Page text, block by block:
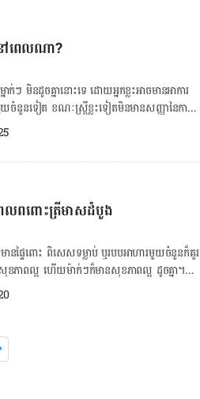
អាស្រ័យ​ទៅ​លើ​ពូជ​សាសន៍ និង​ហ្សែន​របស់​ឪពុក​
នាថ្ងៃសម្រាលកូន នៅ
date] –
សេស​ចំពោះ​ស្ត្រី​ពពោះ។ ម្យ៉ាង​វិញ​ទៀត គភ៌​ត្រូវ​ការ​
– កាល់ស្យូម៖ ទឹក​ដោះ​គោ​ផ្ដល់​កាល់ស្យូម​គ្រប់​គ្រាន់​
ម សម្រាប់​ជួយ​ដល់​ការ​អភិវឌ្ឍ​ឆ្អឹង សាច់ដុំ បេះ​ដូង
ោគ ការពារ​ទាំង​ម៉ាក់ […]
ៅពេលណា?
មិន​ដូច​គ្នា​នោះ​ទេ ដោយ​អ្នក​ខ្លះ​អាច​មាន​អាការ
នួន​ទៀត ខណៈ​ស្រ្តី​ខ្លះ​ទៀត​មិន​មាន​សញ្ញា​នៃ​ការ​
អ្វី​ខាង​ក្រោម​នេះ ជាពេល​វេលា​នៃ​​សញ្ញា ​មាន​
ចាប់​ផ្ដើម​មាន​ផ្ទៃពោះ។​ រោគ​សញ្ញា ទាំង​នេះ​
ាល់​ឃើញ​មាន​ធ្លាក់​ឈាម​តិចៗ​ផង​ដែរ​ តែ​នឹង​អាច​
ជាំង​ស្បូន​របស់​ស៊ុត​នេះ ទំនងជា​កើត​មាន​ចន្លោះ​ពី​
ៗ​​ខ្លះ​អាច​ច្រឡំ​សញ្ញា​ទាំង​នេះ ថា​ជា​សញ្ញា​មុន​
ម្លាំង។ ការ​អស់​កម្លាំង​នេះ អាច​កើត​មាន​ឡើង​
ៈ​នេះ ច្រើន​បាត់​ទៅវិញ​នៅ​ត្រីមាស​ទី​ពីរ​ និង​អាច​
េលពពោះត្រីមាសដំបូង
ាន​ផ្ទៃពោះ ពិសេស​ទម្លាប់​ ឬ​របប​អាហារ​មួយ​ចំនួន​ក៏​គួរ​
ាន​សុខភាព​ល្អ ហើយ​ម៉ាក់ៗ​ក៏មាន​សុខភាព​ល្អ ដូច​គ្នា។​
ាំងនេះ​ ព្រោះ​វា​អាច​ជះឥទ្ធិពលច្រើន​មក​លើ​សុខ
មាន ហេតុនេះត្រូវតែប្រយ័ត្ន ហើយ​អ្វី​ចាំ​បាច់បំផុត​
លាស័ក្ដិសមបំផុតត្រូវផ្តាច់បារីហើយ។ វាមិនមែន
ាច​ព្យាយាមពិភាក្សា​ជាមួយ​គ្រូពេទ្យពី​វិធី​ផ្តាច់​បារី​